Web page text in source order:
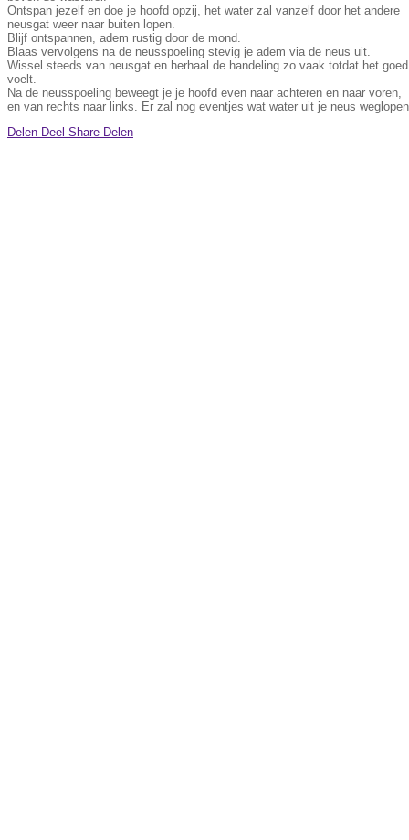
Ontspan jezelf en doe je hoofd opzij, het water zal vanzelf door het andere
neusgat weer naar buiten lopen.
Blijf ontspannen, adem rustig door de mond.
Blaas vervolgens na de neusspoeling stevig je adem via de neus uit.
Wissel steeds van neusgat en herhaal de handeling zo vaak totdat het goed
voelt.
Na de neusspoeling beweegt je je hoofd even naar achteren en naar voren,
en van rechts naar links. Er zal nog eventjes wat water uit je neus
Delen Deel Share Delen